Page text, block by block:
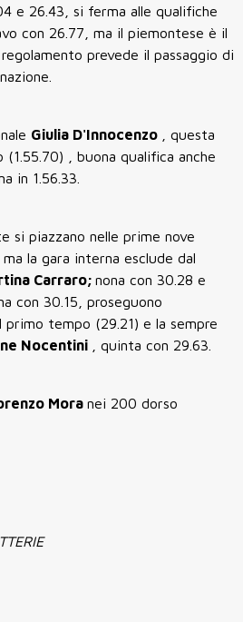
e 26.43, si ferma alle qualifiche
con 26.77, ma il piemontese è il
prevede il passaggio di
Giulia D'Innocenzo
, questa
, buona qualifica anche
in 1.56.33.
si piazzano nelle prime nove
la gara interna esclude dal
Carraro; nona con 30.28 e
con 30.15, proseguono
primo tempo (29.21) e la sempre
Nocentini , quinta con 29.63.
Mora nei 200 dorso